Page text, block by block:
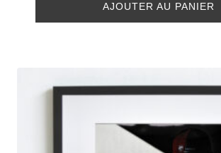
AJOUTER AU PANIER